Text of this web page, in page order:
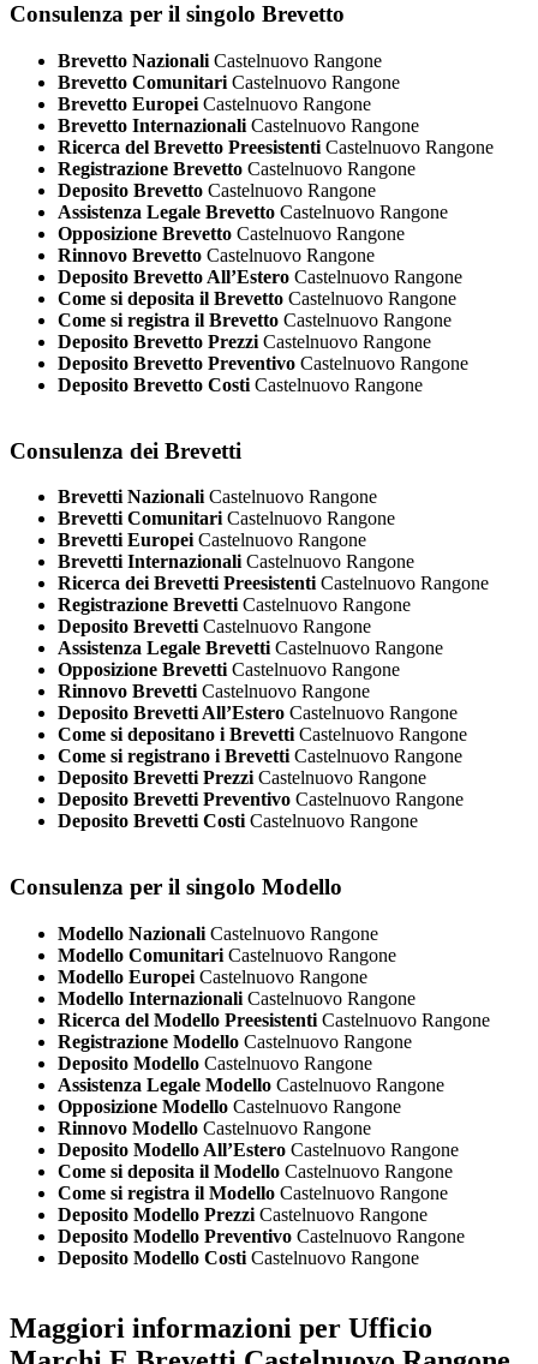
Consulenza per il singolo Brevetto
Brevetto Nazionali Castelnuovo Rangone
Brevetto Comunitari Castelnuovo Rangone
Brevetto Europei Castelnuovo Rangone
Brevetto Internazionali Castelnuovo Rangone
Ricerca del Brevetto Preesistenti Castelnuovo Rangone
Registrazione Brevetto Castelnuovo Rangone
Deposito Brevetto Castelnuovo Rangone
Assistenza Legale Brevetto Castelnuovo Rangone
Opposizione Brevetto Castelnuovo Rangone
Rinnovo Brevetto Castelnuovo Rangone
Deposito Brevetto All’Estero Castelnuovo Rangone
Come si deposita il Brevetto Castelnuovo Rangone
Come si registra il Brevetto Castelnuovo Rangone
Deposito Brevetto Prezzi Castelnuovo Rangone
Deposito Brevetto Preventivo Castelnuovo Rangone
Deposito Brevetto Costi Castelnuovo Rangone
Consulenza dei Brevetti
Brevetti Nazionali Castelnuovo Rangone
Brevetti Comunitari Castelnuovo Rangone
Brevetti Europei Castelnuovo Rangone
Brevetti Internazionali Castelnuovo Rangone
Ricerca dei Brevetti Preesistenti Castelnuovo Rangone
Registrazione Brevetti Castelnuovo Rangone
Deposito Brevetti Castelnuovo Rangone
Assistenza Legale Brevetti Castelnuovo Rangone
Opposizione Brevetti Castelnuovo Rangone
Rinnovo Brevetti Castelnuovo Rangone
Deposito Brevetti All’Estero Castelnuovo Rangone
Come si depositano i Brevetti Castelnuovo Rangone
Come si registrano i Brevetti Castelnuovo Rangone
Deposito Brevetti Prezzi Castelnuovo Rangone
Deposito Brevetti Preventivo Castelnuovo Rangone
Deposito Brevetti Costi Castelnuovo Rangone
Consulenza per il singolo Modello
Modello Nazionali Castelnuovo Rangone
Modello Comunitari Castelnuovo Rangone
Modello Europei Castelnuovo Rangone
Modello Internazionali Castelnuovo Rangone
Ricerca del Modello Preesistenti Castelnuovo Rangone
Registrazione Modello Castelnuovo Rangone
Deposito Modello Castelnuovo Rangone
Assistenza Legale Modello Castelnuovo Rangone
Opposizione Modello Castelnuovo Rangone
Rinnovo Modello Castelnuovo Rangone
Deposito Modello All’Estero Castelnuovo Rangone
Come si deposita il Modello Castelnuovo Rangone
Come si registra il Modello Castelnuovo Rangone
Deposito Modello Prezzi Castelnuovo Rangone
Deposito Modello Preventivo Castelnuovo Rangone
Deposito Modello Costi Castelnuovo Rangone
Maggiori informazioni per Ufficio